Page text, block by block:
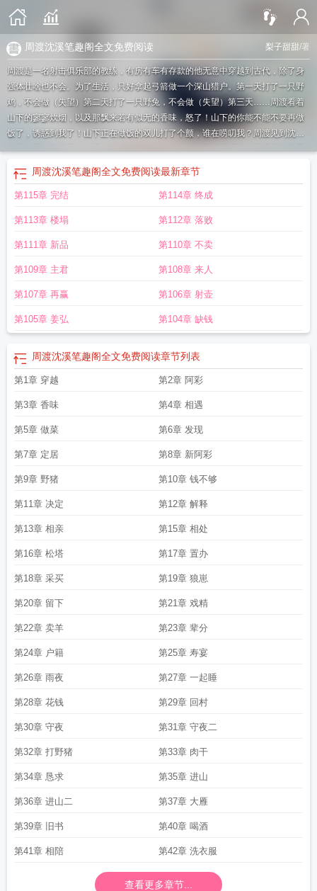
梨子甜甜/著
周渡沈溪笔趣阁全文免费阅读
周渡是一名射击俱乐部的教练，有房有车有存款的他无意中穿越到古代，除了身
强体壮啥也不会。为了生活，只好拿起弓箭做一个深山猎户。第一天打了一只野
鸡，不会做（失望）第二天打了一只野兔，不会做（失望）第三天……周渡看着
山下的寥寥炊烟，以及那飘来若有似无的香味，怒了！山下的你能不能不要再做
饭了，诱惑到我了！山下正在做饭的双儿打了个颤，谁在唠叨我？周渡见到沈溪
的他，直勾勾地盯着——那碗饭！沈溪一直都知道自己生得漂亮，但生平第一次
被人直勾勾地盯着还有些不自在，于是他做了个决定，把饭送给他！他看我眼神
不对是喜欢我吧……他主动送我饭是喜欢我吧……于是两人为了让对方死心，各
第二天一早两人同时推开门。沈溪惊呼：他送我鸡，果然喜欢我！周渡惊呼：他
送我饭，果然喜欢我！
男主周渡女主覃樱男主角叫周渡的
浪周渡沈溪笔趣阁全文免费阅读章节列表周渡覃樱男主周渡女主周浪
璃枝 周嘉渡周浪周渡 周周侃沈度周渡周浪名字
周渡沈溪笔趣阁全文免费阅读最新章节
第115章 完结 第114章 终成
第113章 楼塌 第112章 落败
第111章 新品 第110章 不卖
第109章 主君 第108章 来人
第107章 再赢 第106章 射壶
第105章 姜弘 第104章 缺钱
周渡沈溪笔趣阁全文免费阅读章节列表
第1章 穿越 第2章 阿彩
第3章 香味 第4章 相遇
第5章 做菜 第6章 发现
第7章 定居 第8章 新阿彩
第9章 野猪 第10章 钱不够
第11章 决定 第12章 解释
第13章 相亲 第15章 相处
第16章 松塔 第17章 置办
第18章 采买 第19章 狼崽
第20章 留下 第21章 戏精
第22章 卖羊 第23章 辈分
第24章 户籍 第25章 寿宴
第26章 雨夜 第27章 一起睡
第28章 花钱 第29章 回村
第30章 守夜 第31章 守夜二
第32章 打野猪 第33章 肉干
第34章 恳求 第35章 进山
第36章 进山二 第37章 大雁
第39章 旧书 第40章 喝酒
第41章 相陪 第42章 洗衣服
查看更多章节...